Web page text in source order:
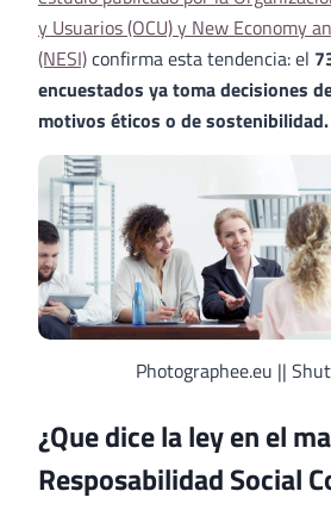
y Usuarios (OCU) y New Economy
(NESI)confirma esta tendencia: el
encuestados ya toma decisiones
motivos éticos o de sostenibilidad.
Photographee.eu ||
¿Que dice la ley en el
Resposabilidad Social